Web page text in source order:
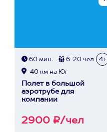
60 мин. 6-20 чел 4+
40 км на Юг
Полет в большой
аэротрубе для
компании
2900 ₽/чел